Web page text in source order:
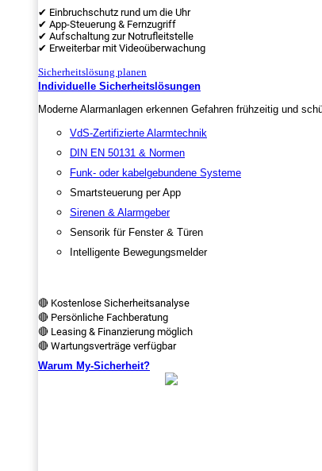
✔ Einbruchschutz rund um die Uhr
✔ App-Steuerung & Fernzugriff
✔ Aufschaltung zur Notrufleitstelle
✔ Erweiterbar mit Videoüberwachung
Sicherheitslösung planen
Individuelle Sicherheitslösungen
Moderne Alarmanlagen erkennen Gefahren frühzeitig und
VdS-Zertifizierte Alarmtechnik
DIN EN 50131 & Normen
Funk- oder kabelgebundene Systeme
Smartsteuerung per App
Sirenen & Alarmgeber
Sensorik für Fenster & Türen
Intelligente Bewegungsmelder
🔴 Kostenlose Sicherheitsanalyse
🔴 Persönliche Fachberatung
🔴 Leasing & Finanzierung möglich
🔴 Wartungsverträge verfügbar
Warum My-Sicherheit?